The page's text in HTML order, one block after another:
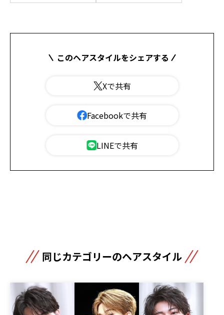
このヘアスタイルをシェアする
Xで共有
Facebookで共有
LINEで共有
同じカテゴリーのヘアスタイル